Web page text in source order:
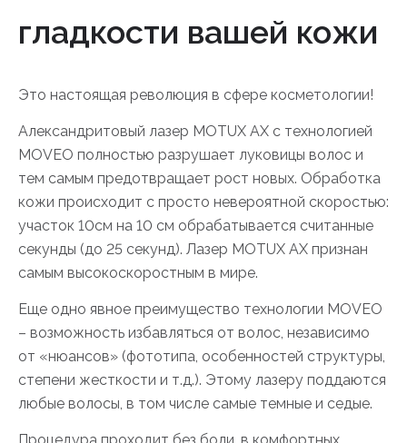
гладкости вашей кожи
Это настоящая революция в сфере косметологии!
Александритовый лазер MOTUX AX с технологией
MOVEO полностью разрушает луковицы волос и
тем самым предотвращает рост новых. Обработка
кожи происходит с просто невероятной скоростью:
участок 10см на 10 см обрабатывается считанные
секунды (до 25 секунд). Лазер MOTUX AX признан
самым высокоскоростным в мире.
Еще одно явное преимущество технологии MOVEO
– возможность избавляться от волос, независимо
от «нюансов» (фототипа, особенностей структуры,
степени жесткости и т.д.). Этому лазеру поддаются
любые волосы, в том числе самые темные и седые.